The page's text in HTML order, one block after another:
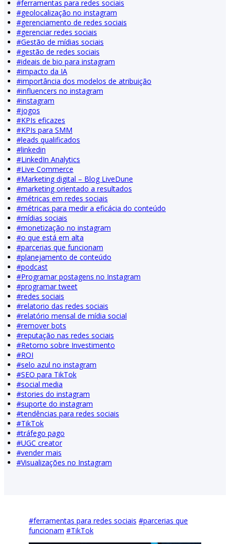
#ferramentas para redes sociais
#geolocalização no instagram
#gerenciamento de redes sociais
#gerenciar redes sociais
#Gestão de mídias sociais
#gestão de redes sociais
#ideais de bio para instagram
#impacto da IA
#importância dos modelos de atribuição
#influencers no instagram
#instagram
#jogos
#KPIs eficazes
#KPIs para SMM
#leads qualificados
#linkedin
#LinkedIn Analytics
#Live Commerce
#Marketing digital – Blog LiveDune
#marketing orientado a resultados
#métricas em redes sociais
#métricas para medir a eficácia do conteúdo
#mídias sociais
#monetização no instagram
#o que está em alta
#parcerias que funcionam
#planejamento de conteúdo
#podcast
#Programar postagens no Instagram
#programar tweet
#redes sociais
#relatorio das redes sociais
#relatório mensal de mídia social
#remover bots
#reputação nas redes sociais
#Retorno sobre Investimento
#ROI
#selo azul no instagram
#SEO para TikTok
#social media
#stories do instagram
#suporte do instagram
#tendências para redes sociais
#TikTok
#tráfego pago
#UGC creator
#vender mais
#Visualizações no Instagram
#ferramentas para redes sociais #parcerias que
funcionam #TikTok